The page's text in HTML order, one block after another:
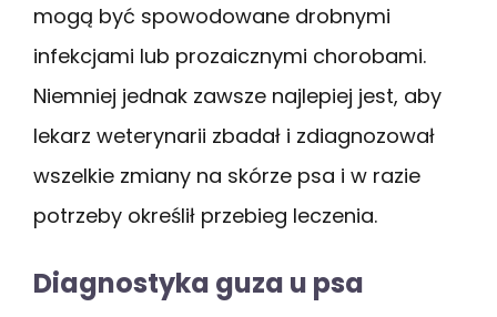
mogą być spowodowane drobnymi
infekcjami lub prozaicznymi chorobami.
Niemniej jednak zawsze najlepiej jest, aby
lekarz weterynarii zbadał i zdiagnozował
wszelkie zmiany na skórze psa i w razie
potrzeby określił przebieg leczenia.
Diagnostyka guza u psa